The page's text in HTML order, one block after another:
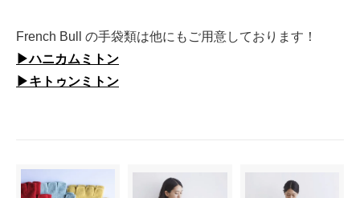
French Bull の手袋類は他にもご用意しております！
▶ハニカムミトン
▶キトゥンミトン